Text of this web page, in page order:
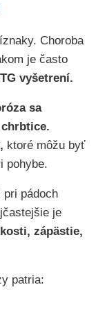
Choroba
je často
vyšetrení.
sa
ktoré môžu byť
pohybe.
pádoch
je
zápästie,
patria: